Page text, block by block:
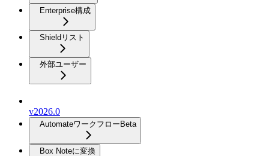
Enterprise構成
Shieldリスト
外部ユーザー
v2026.0
Automateワークフロー Beta
Box Noteに変換